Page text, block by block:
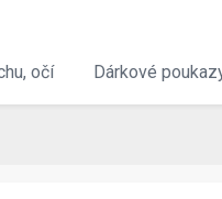
očí Dárkové